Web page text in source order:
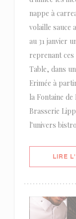
nappe à
volaille sauce
au 31 janvier
reprenant ces
Table, dans
Erimée à
la Fontaine
Brasserie
l'univers
LIRE